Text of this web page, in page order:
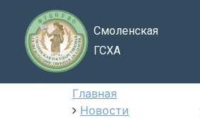
Смоленская
ГСХА
Главная
Новости